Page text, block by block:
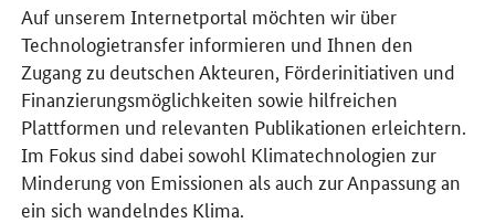
Auf unserem Internetportal möchten wir über
Technologietransfer informieren und Ihnen den
Zugang zu deutschen Akteuren, Förderinitiativen und
Finanzierungsmöglichkeiten sowie hilfreichen
Plattformen und relevanten Publikationen erleichtern.
Im Fokus sind dabei sowohl Klimatechnologien zur
Minderung von Emissionen als auch zur Anpassung an
ein sich wandelndes Klima.